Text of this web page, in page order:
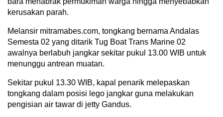
kerusakan parah.
Melansir mitramabes.com, tongkang bernama Andalas
Semesta 02 yang ditarik Tug Boat Trans Marine 02
awalnya berlabuh jangkar sekitar pukul 13.00 WIB untuk
menunggu antrean muatan.
Sekitar pukul 13.30 WIB, kapal penarik melepaskan
tongkang dalam posisi lego jangkar guna melakukan
pengisian air tawar di jetty Gandus.